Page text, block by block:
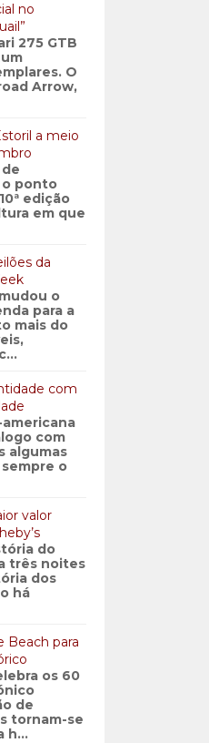
no
275 GTB
O
Arrow,
a meio
o ponto
edição
em que
da
o
para a
mais do
com
com
algumas
o
valor
do
três noites
dos
há
Beach para
os 60
de
tornam-se
h...